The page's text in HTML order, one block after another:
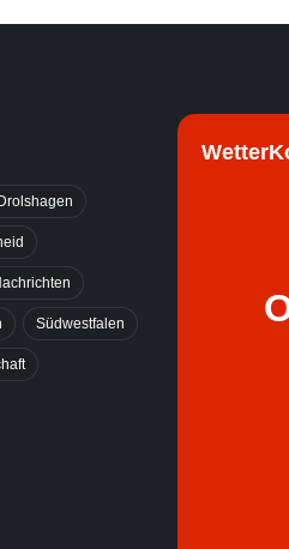
Drolshagen
Südwestfalen